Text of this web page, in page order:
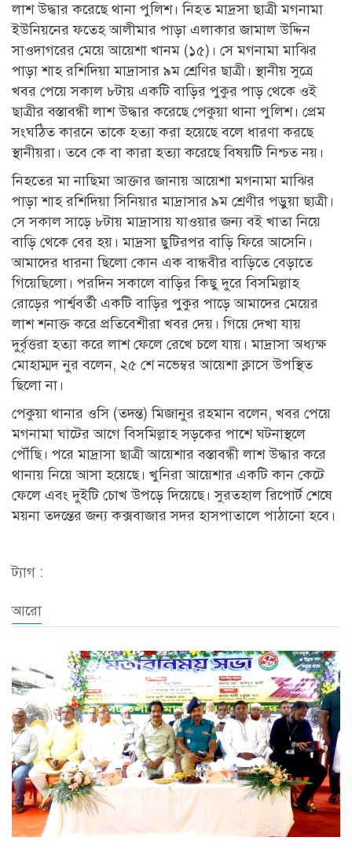
লাশ উদ্ধার করেছে থানা পুলিশ। নিহত মাদ্রসা ছাত্রী মগনামা
ইউনিয়নের ফতেহ আলীমার পাড়া এলাকার জামাল উদ্দিন
সাওদাগরের মেয়ে আয়েশা খানম (১৫)। সে মগনামা মাঝির
পাড়া শাহ রশিদিয়া মাদ্রাসার ৯ম শ্রেণির ছাত্রী। স্থানীয় সুত্রে
খবর পেয়ে সকাল ৮টায় একটি বাড়ির পুকুর পাড় থেকে ওই
ছাত্রীর বস্তাবন্ধী লাশ উদ্ধার করেছে পেকুয়া থানা পুলিশ। প্রেম
সংঘঠিত কারনে তাকে হত্যা করা হয়েছে বলে ধারণা করছে
স্থানীয়রা। তবে কে বা কারা হত্যা করেছে বিষয়টি নিশ্চত নয়।
নিহতের মা নাছিমা আক্তার জানায় আয়েশা মগনামা মাঝির
পাড়া শাহ রশিদিয়া সিনিয়ার মাদ্রাসার ৯ম শ্রেণীর পড়ুয়া ছাত্রী।
সে সকাল সাড়ে ৮টায় মাদ্রাসায় যাওয়ার জন্য বই খাতা নিয়ে
বাড়ি থেকে বের হয়। মাদ্রসা ছুটিরপর বাড়ি ফিরে আসেনি।
আমাদের ধারনা ছিলো কোন এক বান্ধবীর বাড়িতে বেড়াতে
গিয়েছিলো। পরদিন সকালে বাড়ির কিছু দুরে বিসমিল্লাহ
রোড়ের পার্শ্ববর্তী একটি বাড়ির পুকুর পাড়ে আমাদের মেয়ের
লাশ শনাক্ত করে প্রতিবেশীরা খবর দেয়। গিয়ে দেখা যায়
দুর্বৃত্তরা হত্যা করে লাশ ফেলে রেখে চলে যায়। মাদ্রাসা অধ্যক্ষ
মোহাম্মদ নুর বলেন, ২৫ শে নভেম্বর আয়েশা ক্লাসে উপস্থিত
ছিলো না।
পেকুয়া থানার ওসি (তদন্ত) মিজানুর রহমান বলেন, খবর পেয়ে
মগনামা ঘাটের আগে বিসমিল্লাহ সড়কের পাশে ঘটনাস্থলে
পৌঁছি। পরে মাদ্রাসা ছাত্রী আয়েশার বস্তাবন্ধী লাশ উদ্ধার করে
থানায় নিয়ে আসা হয়েছে। খুনিরা আয়েশার একটি কান কেটে
ফেলে এবং দুইটি চোখ উপড়ে দিয়েছে। সুরতহাল রিপোর্ট শেষে
ময়না তদন্তের জন্য কক্সবাজার সদর হাসপাতালে পাঠানো হবে।
ট্যাগ :
আরো